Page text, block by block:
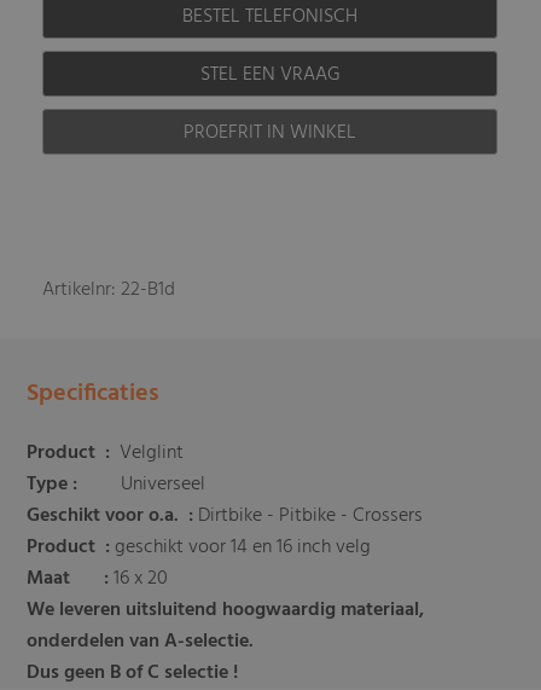
BESTEL TELEFONISCH
STEL EEN VRAAG
PROEFRIT IN WINKEL
Artikelnr: 22-B1d
Specificaties
Product : Velglint
Type : Universeel
Geschikt voor o.a. : Dirtbike - Pitbike - Crossers
Product : geschikt voor 14 en 16 inch velg
Maat :16 x 20
We leveren uitsluitend hoogwaardig materiaal,
onderdelen van A-selectie.
Dus geen B of C selectie !